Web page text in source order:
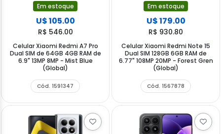
Em estoque
U$ 105.00
R$ 546.00
Celular Xiaomi Redmi A7 Pro
Dual SIM de 64GB 4GB RAM de
6.9" 13MP 8MP - Mist Blue
(Global)
Cód. 1591347
Em estoque
U$ 179.00
R$ 930.80
Celular Xiaomi Redmi Note 15
Dual SIM 128GB 6GB RAM de
6.77" 108MP 20MP - Forest Gren
(Global)
Cód. 1567878